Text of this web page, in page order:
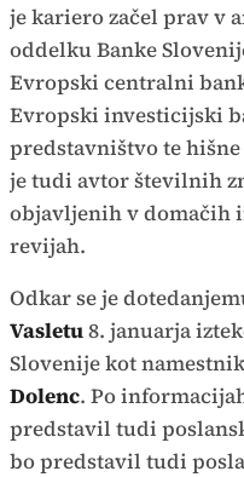
je kariero začel prav v
oddelku Banke
Evropski centralni
Evropski investicijski
predstavništvo te
je tudi avtor številnih
objavljenih v domačih
revijah.
Odkar se je
Vasletu8. januarja
Slovenije kot
Dolenc. Po
predstavil tudi
bo predstavil tudi